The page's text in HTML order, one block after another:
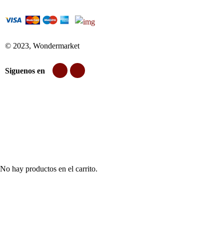
© 2023, Wondermarket
Siguenos en
No hay productos en el carrito.